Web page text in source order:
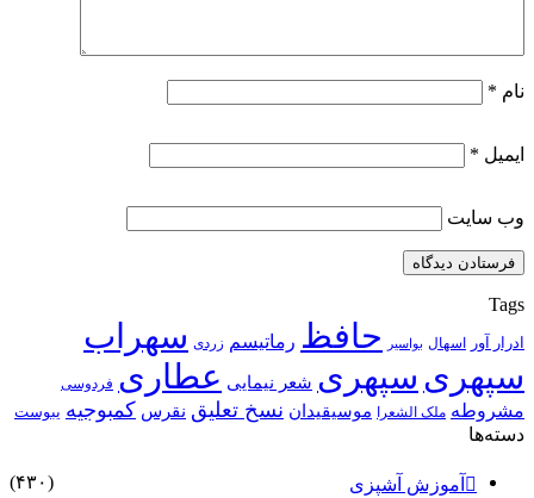
نام *
ایمیل *
وب‌ سایت
Tags
ادرار آور اسهال بواسیر حافظ رماتیسم زردی سهراب
سپهری سپهری شعر نیمایی عطاری فردوسی
مشروطه ملک الشعرا موسیقیدان نسخ تعلیق نقرس کمبوجیه یبوست
دسته‌ها
آموزش آشپزی
(۴۳۰)